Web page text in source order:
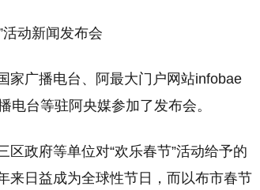
家广播电台、阿最大门户网站infobae
台等驻阿央媒参加了发布会。
政府等单位对“欢乐春节”活动给予的
来日益成为全球性节日，而以布市春节